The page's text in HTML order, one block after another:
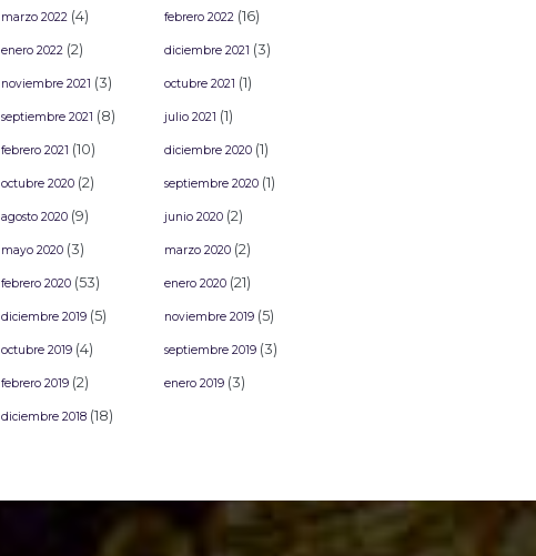
marzo 2022 (4) febrero 2022 (16)
enero 2022 (2) diciembre 2021 (3)
noviembre 2021 (3) octubre 2021 (1)
septiembre 2021 (8) julio 2021 (1)
febrero 2021 (10) diciembre 2020 (1)
octubre 2020 (2) septiembre 2020 (1)
agosto 2020 (9) junio 2020 (2)
mayo 2020 (3) marzo 2020 (2)
febrero 2020 (53) enero 2020 (21)
diciembre 2019 (5) noviembre 2019 (5)
octubre 2019 (4) septiembre 2019 (3)
febrero 2019 (2) enero 2019 (3)
diciembre 2018 (18)